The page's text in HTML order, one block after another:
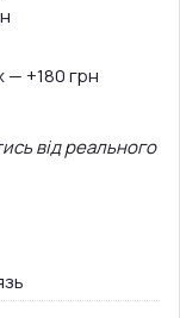
— +180 грн
від реального